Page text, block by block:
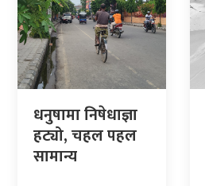
धनुषामा निषेधाज्ञा
हट्यो, चहल पहल
सामान्य